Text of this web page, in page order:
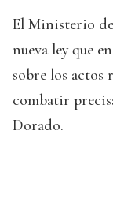
El Ministerio
nueva ley que
sobre los actos
combatir
Dorado.